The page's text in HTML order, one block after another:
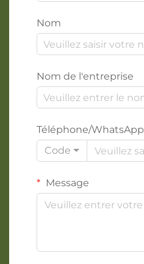
Nom
Nom de l'entreprise
Téléphone/WhatsApp
Code
Message